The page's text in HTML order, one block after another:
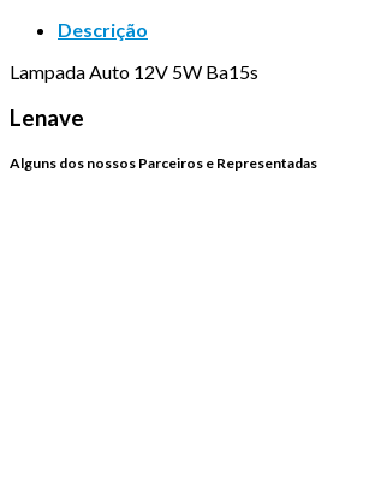
Descrição
Lampada Auto 12V 5W Ba15s
Lenave
Alguns dos nossos Parceiros e Representadas